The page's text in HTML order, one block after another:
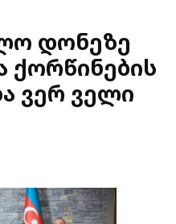
დონეზე
ქორწინების
ვერ ველი